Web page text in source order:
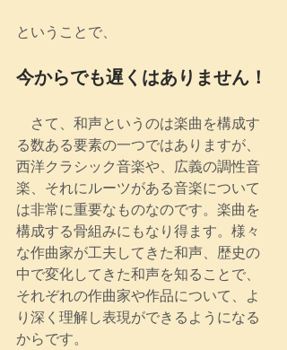
ということで、
今からでも遅くはありません！
さて、和声というのは楽曲を構成す
る数ある要素の一つではありますが、
西洋クラシック音楽や、広義の調性音
楽、それにルーツがある音楽について
は非常に重要なものなのです。楽曲を
構成する骨組みにもなり得ます。様々
な作曲家が工夫してきた和声、歴史の
中で変化してきた和声を知ることで、
それぞれの作曲家や作品について、よ
り深く理解し表現ができるようになる
からです。